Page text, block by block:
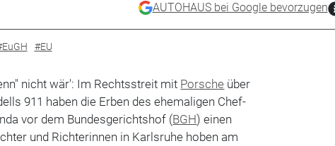
AUTOHAUS bei Google bevorzugen
#EU
nicht wär': Im Rechtsstreit mit Porsche über
911 haben die Erben des ehemaligen Chef-
vor dem Bundesgerichtshof (BGH) einen
und Richterinnen in Karlsruhe hoben am